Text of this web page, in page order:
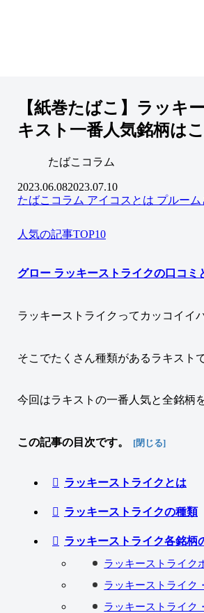
【紙巻たばこ】ラッキ
キスト一番人気銘柄は
たばこコラム
2023.06.082023.07.10
たばこコラム アイコスとは プルーム
人気の記事TOP10
グロー ラッキーストライクの口コミ
ラッキーストライクってカッコイイ
そこでたくさん種類があるラキスト
今回はラキストの一番人気と全銘柄
この記事の目次です。
ラッキーストライクとは
ラッキーストライクの種類
ラッキーストライク各銘柄
ラッキーストライク
ラッキーストライク
ラッキーストライク